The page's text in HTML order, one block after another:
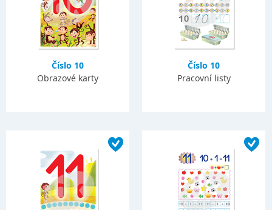
Číslo 10
Obrazové karty
Číslo 10
Pracovní listy